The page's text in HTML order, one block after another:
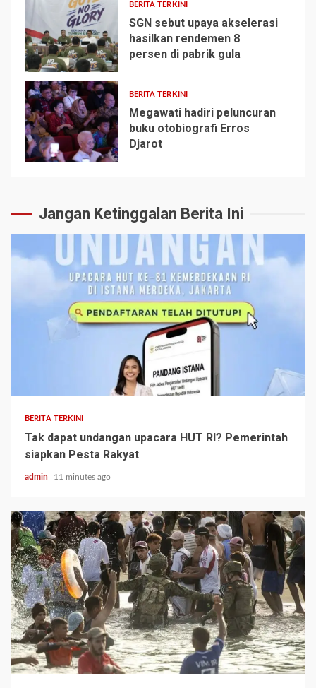
4
BERITA TERKINI
SGN sebut upaya akselerasi
hasilkan rendemen 8
persen di pabrik gula
5
BERITA TERKINI
Megawati hadiri peluncuran
buku otobiografi Erros
Djarot
Jangan Ketinggalan Berita Ini
BERITA TERKINI
Tak dapat undangan upacara HUT RI? Pemerintah
siapkan Pesta Rakyat
admin 11 minutes ago